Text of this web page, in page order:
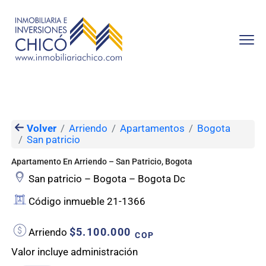
Volver Arriendo Apartamentos
Bogota
San patricio
Apartamento En Arriendo – San Patricio, Bogota
San patricio – Bogota – Bogota Dc
Código inmueble 21-1366
Arriendo $5.100.000COP
Valor incluye administración